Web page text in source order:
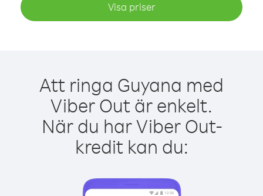
Visa priser
Att ringa Guyana med
Viber Out är enkelt.
När du har Viber Out-
kredit kan du: